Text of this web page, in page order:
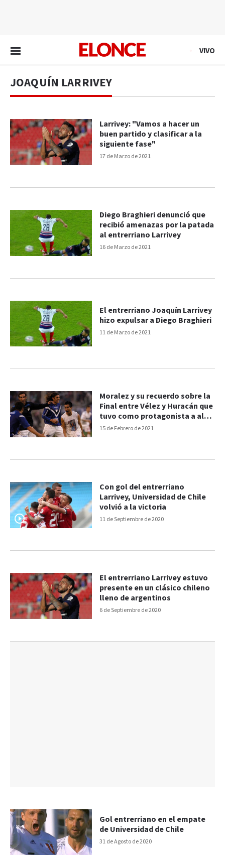
VIVO
JOAQUÍN LARRIVEY
17 de Marzo de 2021
Larrivey: "Vamos a hacer un
buen partido y clasificar a la
siguiente fase"
16 de Marzo de 2021
Diego Braghieri denunció que
recibió amenazas por la patada
al entrerriano Larrivey
11 de Marzo de 2021
El entrerriano Joaquín Larrivey
hizo expulsar a Diego Braghieri
15 de Febrero de 2021
Moralez y su recuerdo sobre la
Final entre Vélez y Huracán que
tuvo como protagonista a al
entrerriano Larrivey
11 de Septiembre de 2020
Con gol del entrerriano
Larrivey, Universidad de Chile
volvió a la victoria
6 de Septiembre de 2020
El entrerriano Larrivey estuvo
presente en un clásico chileno
lleno de argentinos
31 de Agosto de 2020
Gol entrerriano en el empate
de Universidad de Chile